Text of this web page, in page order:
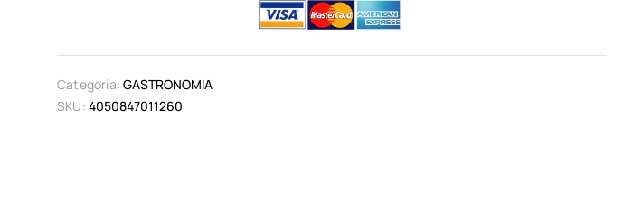
Categoría: GASTRONOMIA
SKU: 4050847011260